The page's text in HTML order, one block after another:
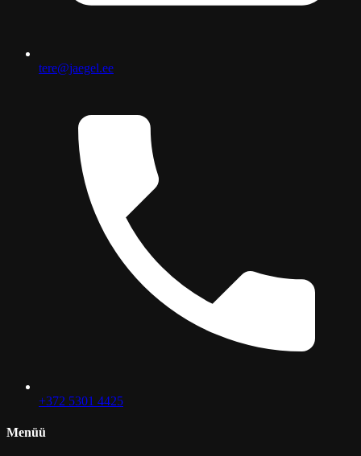
tere@jaegel.ee
+372 5301 4425
Menüü